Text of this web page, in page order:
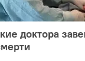
доктора